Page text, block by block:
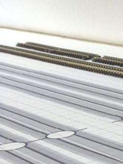
content